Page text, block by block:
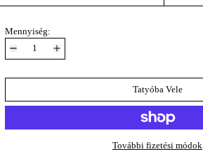
Mennyiség:
Tatyóba Vele
További fizetési módok